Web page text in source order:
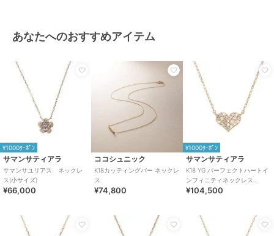
あなたへのおすすめアイテム
¥1000ｸｰﾎﾟﾝ
サマンサティアラ
サマンサユリアス ネックレ
ス(小サイズ)
¥66,000
ココシュニック
K18カッティングバー ネックレ
ス
¥74,800
¥1000ｸｰﾎﾟﾝ
サマンサティアラ
K18 YG パーフェクトハートイ
ンフィニティネックレス
（小）
¥104,500